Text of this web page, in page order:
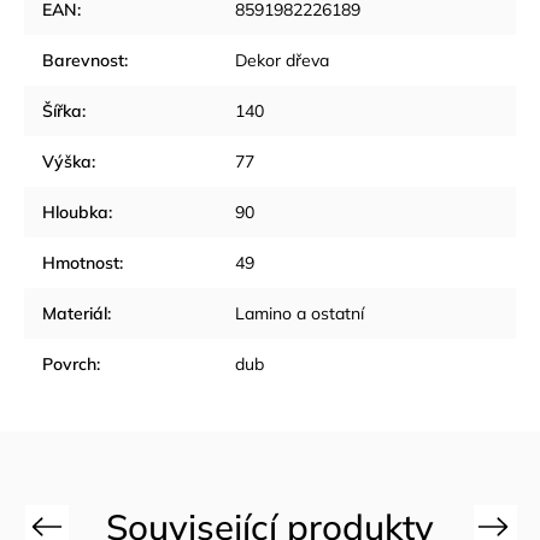
EAN: 8591982226189
Barevnost: Dekor dřeva
Šířka: 140
Výška: 77
Hloubka: 90
Hmotnost: 49
Materiál: Lamino a ostatní
Povrch: dub
Previous Next